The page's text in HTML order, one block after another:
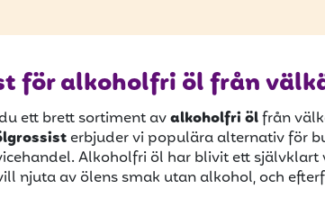
för alkoholfri öl från
ett brett sortiment avalkoholfri ölfrån
erbjuder vi populära alternativ för
Alkoholfri öl har blivit ett
njuta av ölens smak utan alkohol, och